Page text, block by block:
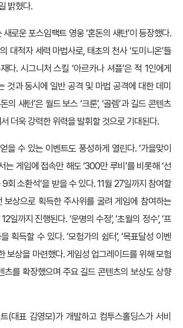
밝혔다.
로운 포스임팩트 영웅 ‘혼돈의 새턴’이 등장했다.
대적자 세력 마법사로, 태초의 천사 ‘도미니온’들
다. 시그니처 스킬 ‘아르카나 셔플’은 적 1인에게
것과 동시에 일반 공격 및 마법 공격에 대한 데미
의 새턴’은 월드 보스 ‘크룬’, ‘골렘’과 길드 콘텐츠
서 더욱 강력한 위력을 발휘할 것으로 기대된다.
을 수 있는 이벤트도 풍성하게 열린다. ‘가을맞이
는 게임에 접속만 해도 ‘300만 루비’를 비롯해 ‘선
9회 소환석’을 받을 수 있다. 11월 27일까지 참여할
보상으로 획득한 주사위를 굴려 게임에 참여하는
일까지 진행된다. ‘운명의 수정’, ‘초월의 정수’, ‘프
획득할 수 있다. ‘모험가의 쉼터’, ‘목표달성 이벤
보상을 마련했다. 게임성 업그레이드를 위해 모험
츠를 확장했으며 주요 길드 콘텐츠의 보상도 상향
트(대표 김영모)가 개발하고 컴투스홀딩스가 서비